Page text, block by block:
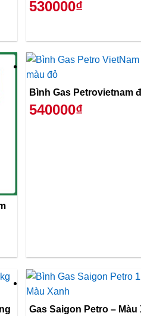
530000₫
Bình Gas Petrovietnam
540000₫
Gas Saigon Petro – Màu Xanh